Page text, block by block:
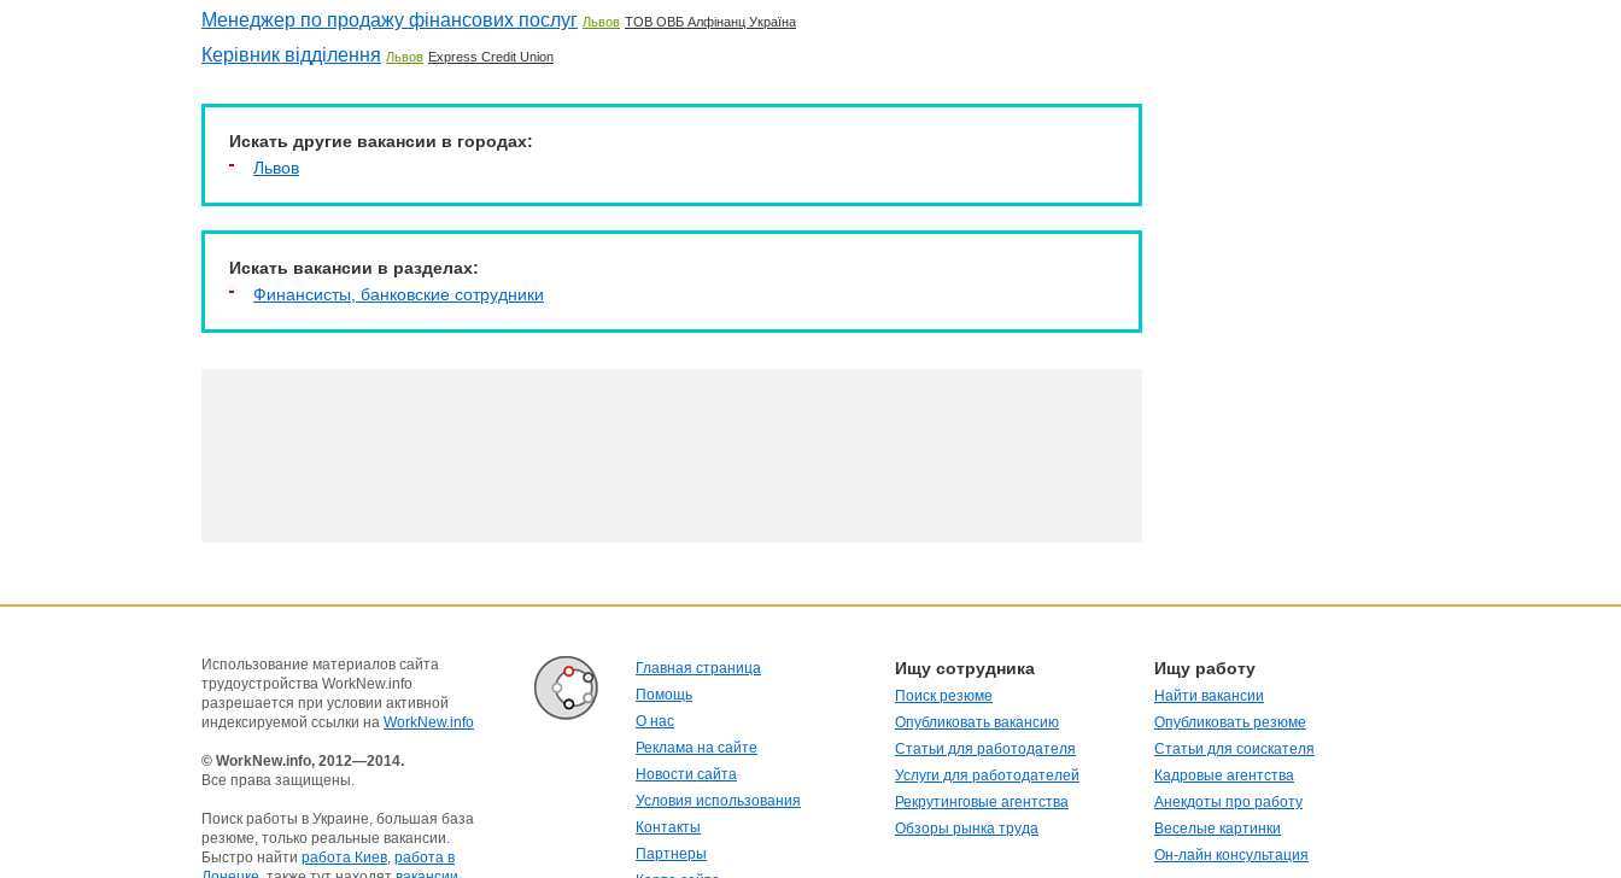
Менеджер по продажу фінансових послуг Львов ТОВ ОВБ Алфінанц Україна
Керівник відділення Львов Express Credit Union
Искать другие вакансии в городах:
Львов
Искать вакансии в разделах:
Финансисты, банковские сотрудники
Использование материалов сайта
трудоустройства WorkNew.info
разрешается при условии активной
индексируемой ссылки на WorkNew.info
© WorkNew.info, 2012—2014.
Все права защищены.
Поиск работы в Украине, большая база
резюме, только реальные вакансии.
Быстро найти работа Киев, работа в
Главная страница
Помощь
О нас
Реклама на сайте
Новости сайта
Условия использования
Контакты
Партнеры
Ищу сотрудника
Поиск резюме
Опубликовать вакансию
Статьи для работодателя
Услуги для работодателей
Рекрутинговые агентства
Обзоры рынка труда
Ищу работу
Найти вакансии
Опубликовать резюме
Статьи для соискателя
Кадровые агентства
Анекдоты про работу
Веселые картинки
Он-лайн консультация